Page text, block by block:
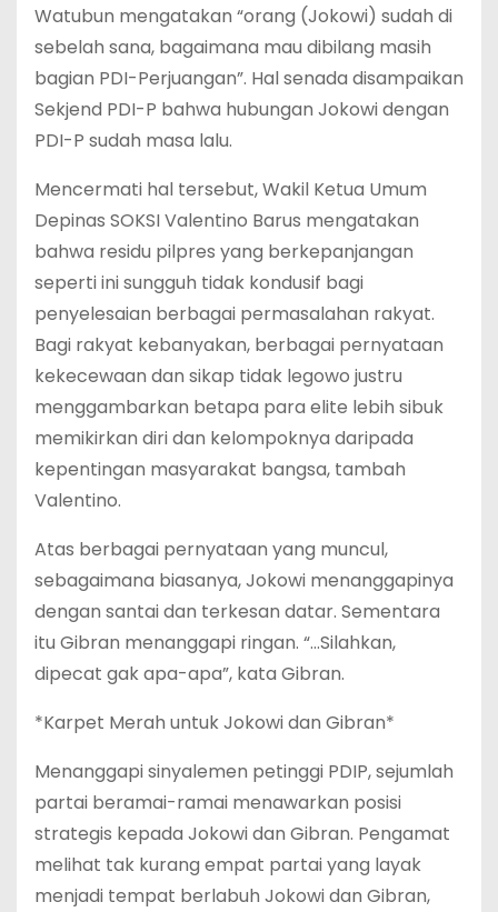
Watubun mengatakan “orang (Jokowi) sudah di
sebelah sana, bagaimana mau dibilang masih
bagian PDI-Perjuangan”. Hal senada disampaikan
Sekjend PDI-P bahwa hubungan Jokowi dengan
PDI-P sudah masa lalu.
Mencermati hal tersebut, Wakil Ketua Umum
Depinas SOKSI Valentino Barus mengatakan
bahwa residu pilpres yang berkepanjangan
seperti ini sungguh tidak kondusif bagi
penyelesaian berbagai permasalahan rakyat.
Bagi rakyat kebanyakan, berbagai pernyataan
kekecewaan dan sikap tidak legowo justru
menggambarkan betapa para elite lebih sibuk
memikirkan diri dan kelompoknya daripada
kepentingan masyarakat bangsa, tambah
Valentino.
Atas berbagai pernyataan yang muncul,
sebagaimana biasanya, Jokowi menanggapinya
dengan santai dan terkesan datar. Sementara
itu Gibran menanggapi ringan. “…Silahkan,
dipecat gak apa-apa”, kata Gibran.
*Karpet Merah untuk Jokowi dan Gibran*
Menanggapi sinyalemen petinggi PDIP, sejumlah
partai beramai-ramai menawarkan posisi
strategis kepada Jokowi dan Gibran. Pengamat
melihat tak kurang empat partai yang layak
menjadi tempat berlabuh Jokowi dan Gibran,